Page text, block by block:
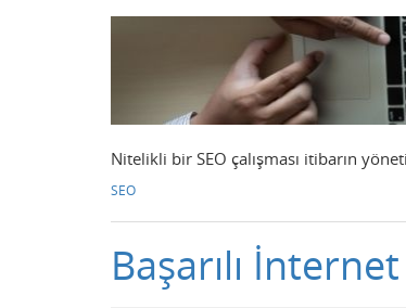
Nitelikli bir SEO çalışması itibarın
SEO
Başarılı İnternet